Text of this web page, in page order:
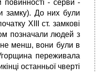
повинності - серви -
замку). До них були
XIII ст. замкові
позначали людей з
не менш, вони були в
переживала
останньої чверті